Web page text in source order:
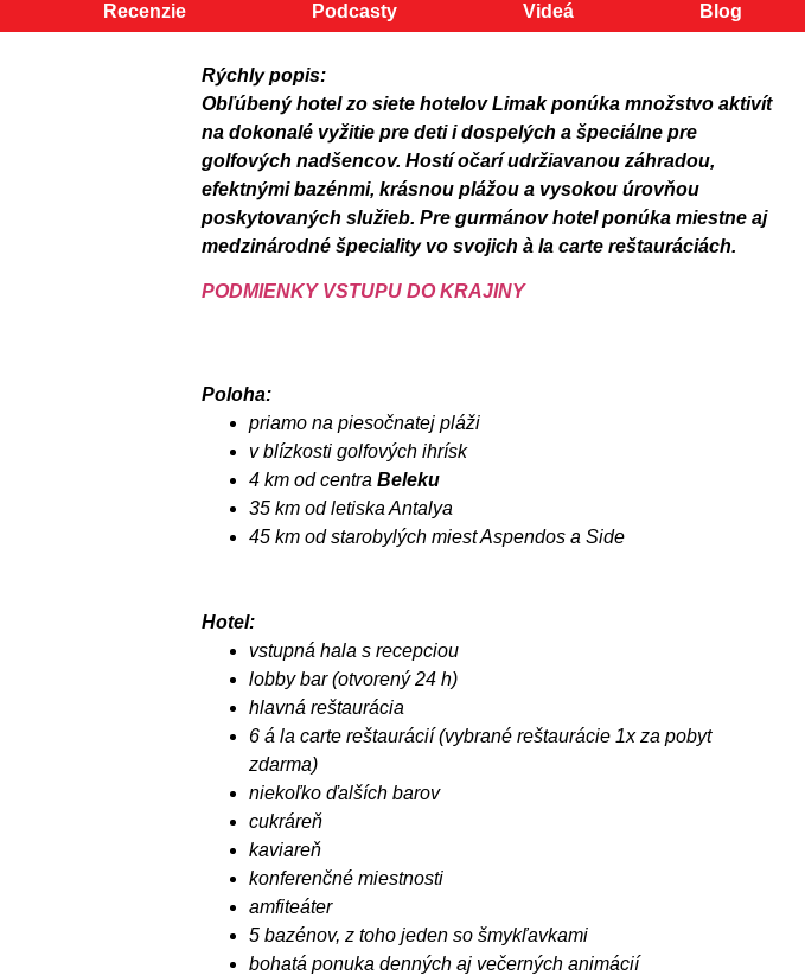
Recenzie Podcasty Videá Blog
Rýchly popis:
Obľúbený hotel zo siete hotelov Limak ponúka množstvo aktivít
na dokonalé vyžitie pre deti i dospelých a špeciálne pre
golfových nadšencov. Hostí očarí udržiavanou záhradou,
efektnými bazénmi, krásnou plážou a vysokou úrovňou
poskytovaných služieb. Pre gurmánov hotel ponúka miestne aj
medzinárodné špeciality vo svojich à la carte reštauráciách.
PODMIENKY VSTUPU DO KRAJINY
Poloha:
priamo na piesočnatej pláži
v blízkosti golfových ihrísk
4 km od centra Beleku
35 km od letiska Antalya
45 km od starobylých miest Aspendos a Side
Hotel:
vstupná hala s recepciou
lobby bar (otvorený 24 h)
hlavná reštaurácia
6 á la carte reštaurácií (vybrané reštaurácie 1x za pobyt
zdarma)
niekoľko ďalších barov
cukráreň
kaviareň
konferenčné miestnosti
amfiteáter
5 bazénov, z toho jeden so šmykľavkami
bohatá ponuka denných aj večerných animácií